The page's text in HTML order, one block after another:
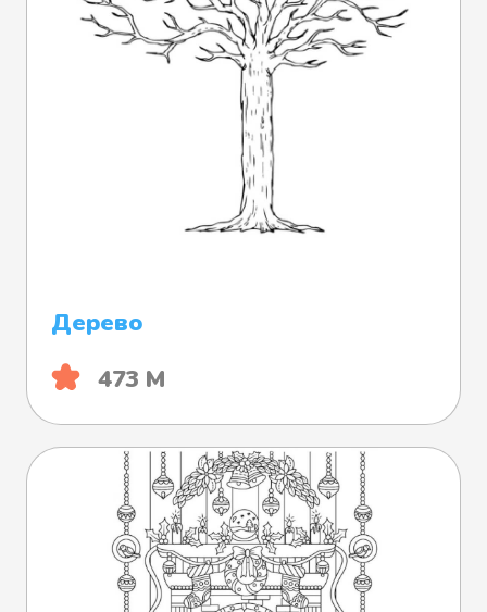
Дерево
473 М